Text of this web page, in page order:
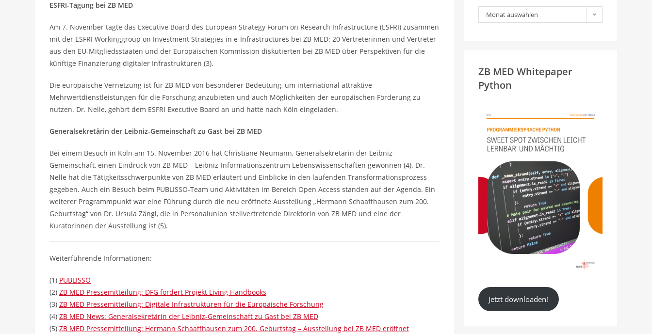
ESFRI-Tagung bei ZB MED
Am 7. November tagte das Executive Board des European Strategy Forum on Research Infrastructure (ESFRI) zusammen
mit der ESFRI Workinggroup on Investment Strategies in e-Infrastructures bei ZB MED: 20 Vertreterinnen und Vertreter
aus den EU-Mitgliedsstaaten und der Europäischen Kommission diskutierten bei ZB MED über Perspektiven für die
künftige Finanzierung digitaler Infrastrukturen (3).
Die europäische Vernetzung ist für ZB MED von besonderer Bedeutung, um international attraktive
Mehrwertdienstleistungen für die Forschung anzubieten und auch Möglichkeiten der europäischen Förderung zu
nutzen. Dr. Nelle, gehört dem ESFRI Executive Board an und hatte nach Köln eingeladen.
Generalsekretärin der Leibniz-Gemeinschaft zu Gast bei ZB MED
Bei einem Besuch in Köln am 15. November 2016 hat Christiane Neumann, Generalsekretärin der Leibniz-
Gemeinschaft, einen Eindruck von ZB MED – Leibniz-Informationszentrum Lebenswissenschaften gewonnen (4). Dr.
Nelle hat die Tätigkeitsschwerpunkte von ZB MED erläutert und Einblicke in den laufenden Transformationsprozess
gegeben. Auch ein Besuch beim PUBLISSO-Team und Aktivitäten im Bereich Open Access standen auf der Agenda. Ein
weiterer Programmpunkt war eine Führung durch die neu eröffnete Ausstellung „Hermann Schaaffhausen zum 200.
Geburtstag“ von Dr. Ursula Zängl, die in Personalunion stellvertretende Direktorin von ZB MED und eine der
Kuratorinnen der Ausstellung ist (5).
Weiterführende Informationen:
(1) PUBLISSO
(2) ZB MED Pressemitteilung: DFG fördert Projekt Living Handbooks
(3) ZB MED Pressemitteilung: Digitale Infrastrukturen für die Europäische Forschung
(4) ZB MED News: Generalsekretärin der Leibniz-Gemeinschaft zu Gast bei ZB MED
(5) ZB MED Pressemitteilung: Hermann Schaaffhausen zum 200. Geburtstag – Ausstellung bei ZB MED eröffnet
Archiv
Monat auswählen
ZB MED Whitepaper
Python
Jetzt downloaden!